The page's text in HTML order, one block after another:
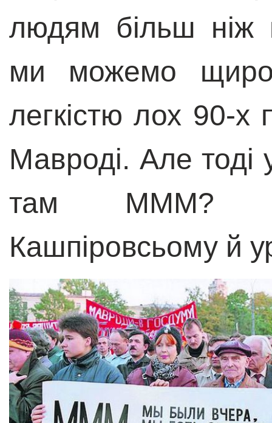
людям більш ніж
ми можемо
легкістю лох 90-х
Мавроді. Але тоді
там МММ?
Кашпіровсьому й